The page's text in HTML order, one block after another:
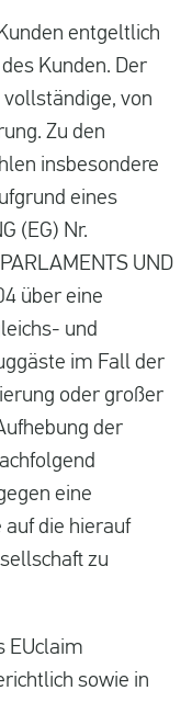
entgeltlich
Kunden. Der
von
Zu den
insbesondere
eines
(EG) Nr.
UND
über eine
und
im Fall der
oder großer
der
eine
die hierauf
zu
EUclaim
sowie in